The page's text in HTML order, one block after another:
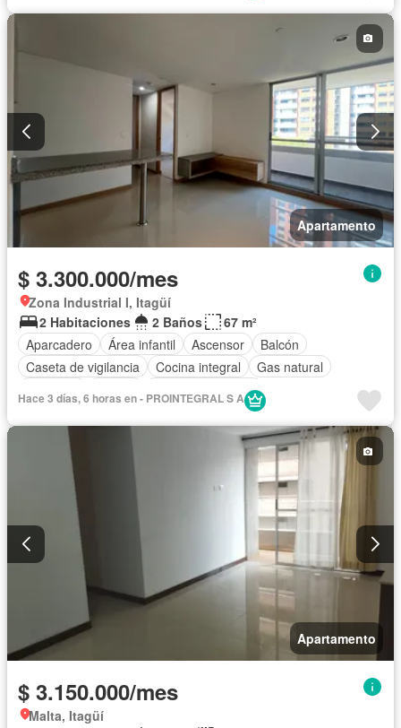
Apartamento
$ 3.300.000/mes
Zona Industrial I, Itagüí
2 Habitaciones
2 Baños
67 m²
Aparcadero
Área infantil Ascensor
Balcón
Caseta de vigilancia
Cocina integral
Gas natural
Seguridad privada
Hace 3 días, 6 horas en - PROINTEGRAL S A
Apartamento
$ 3.150.000/mes
Malta, Itagüí